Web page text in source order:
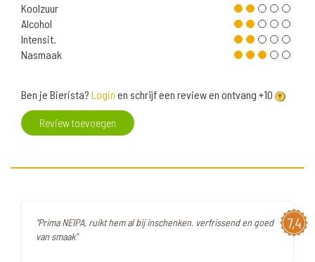
Koolzuur
Alcohol
Intensit.
Nasmaak
Ben je Bierista? Login en schrijf een review en ontvang +10
Review toevoegen
7,4
"Prima NEIPA, ruikt hem al bij inschenken. verfrissend en goed
van smaak"